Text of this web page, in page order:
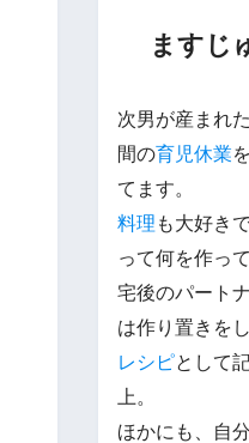
ますじ
次男が産まれ
間の育児休業
てます。
料理 も大好き
って何を作っ
宅後のパート
は作り置きを
レシピとして
上。
ほかにも、自